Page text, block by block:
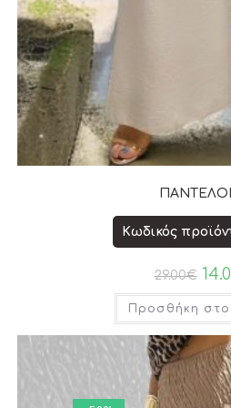
Κωδικός
29.00€
Προσθήκη στο